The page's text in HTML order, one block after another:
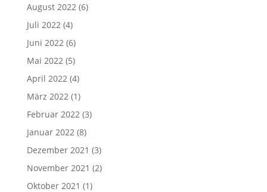
August 2022 (6)
Juli 2022 (4)
Juni 2022 (6)
Mai 2022 (5)
April 2022 (4)
März 2022 (1)
Februar 2022 (3)
Januar 2022 (8)
Dezember 2021 (3)
November 2021 (2)
Oktober 2021 (1)